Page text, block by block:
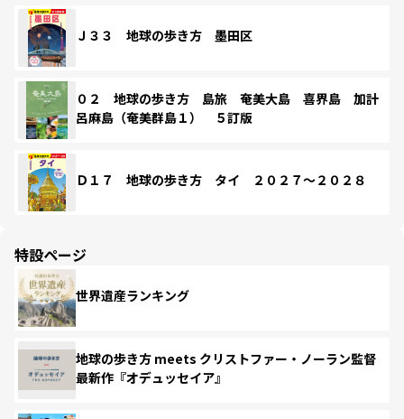
Ｊ３３ 地球の歩き方 墨田区
０２ 地球の歩き方 島旅 奄美大島 喜界島 加計
呂麻島（奄美群島１） ５訂版
Ｄ１７ 地球の歩き方 タイ ２０２７～２０２８
特設ページ
世界遺産ランキング
地球の歩き方 meets クリストファー・ノーラン監督
最新作『オデュッセイア』